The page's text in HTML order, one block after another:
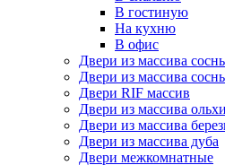
В гостиную
На кухню
В офис
Двери из массива
Двери из массива
Двери RIF массив
Двери из массива ольхи
Двери из массива
Двери из массива дуба
Двери межкомнатные